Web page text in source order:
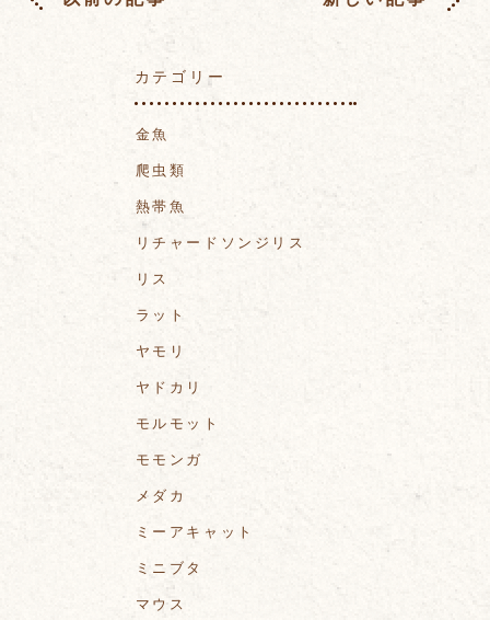
カテゴリー
金魚
爬虫類
熱帯魚
リチャードソンジリス
リス
ラット
ヤモリ
ヤドカリ
モルモット
モモンガ
メダカ
ミーアキャット
ミニブタ
マウス